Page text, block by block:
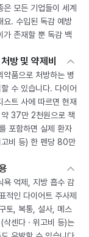
모든 기업들이 세계
요. 수입된 독감 예방
가 존재할 뿐 독감 백
방 및 약제비
약품으로 처방하는 병
수 있습니다. 다이어
스트 사에 따르면 현재
37만 2천원으로 책
포함하면 실제 환자
고비 등) 한 펜당 80만
욕 억제, 지방 흡수 감
적인 다이어트 주사제
토, 복통, 설사, 메스
센다 · 위고비 등)는